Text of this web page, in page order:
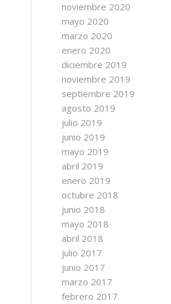
noviembre 2020
mayo 2020
marzo 2020
enero 2020
diciembre 2019
noviembre 2019
septiembre 2019
agosto 2019
julio 2019
junio 2019
mayo 2019
abril 2019
enero 2019
octubre 2018
junio 2018
mayo 2018
abril 2018
julio 2017
junio 2017
marzo 2017
febrero 2017